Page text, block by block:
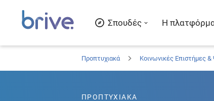
Σπουδές Η
Προπτυχιακά Κοινωνικές Επιστήμες &
ΠΡΟΠΤΥΧΙΑΚΑ